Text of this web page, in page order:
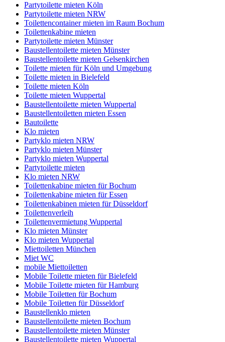
Partytoilette mieten Köln
Partytoilette mieten NRW
Toilettencontainer mieten im Raum Bochum
Toilettenkabine mieten
Partytoilette mieten Münster
Baustellentoilette mieten Münster
Baustellentoilette mieten Gelsenkirchen
Toilette mieten für Köln und Umgebung
Toilette mieten in Bielefeld
Toilette mieten Köln
Toilette mieten Wuppertal
Baustellentoilette mieten Wuppertal
Baustellentoiletten mieten Essen
Bautoilette
Klo mieten
Partyklo mieten NRW
Partyklo mieten Münster
Partyklo mieten Wuppertal
Partytoilette mieten
Klo mieten NRW
Toilettenkabine mieten für Bochum
Toilettenkabine mieten für Essen
Toilettenkabinen mieten für Düsseldorf
Toilettenverleih
Toilettenvermietung Wuppertal
Klo mieten Münster
Klo mieten Wuppertal
Miettoiletten München
Miet WC
mobile Miettoiletten
Mobile Toilette mieten für Bielefeld
Mobile Toilette mieten für Hamburg
Mobile Toiletten für Bochum
Mobile Toiletten für Düsseldorf
Baustellenklo mieten
Baustellentoilette mieten Bochum
Baustellentoilette mieten Münster
Baustellentoilette mieten Wuppertal